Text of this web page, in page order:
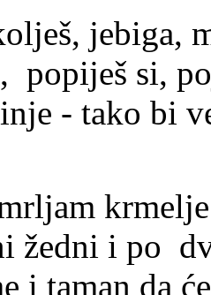
jebiga,
popiješ si,
- tako bi
žedni i po
i taman da